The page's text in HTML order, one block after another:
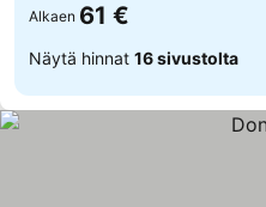
Alkaen 61 €
Näytä hinnat 16 sivustolta